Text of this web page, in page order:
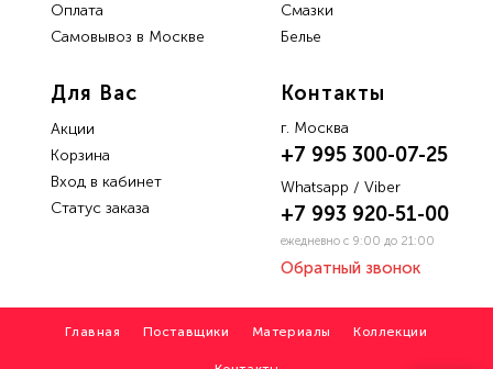
Смазки
Белье
Oплата
Самовывоз в Москве
Для Вас
Акции
Корзина
Вход в кабинет
Статус заказа
Контакты
г. Москва
+7 995 300-07-25
+7 993 920-51-00
Whatsapp / Viber
ежедневно с 9:00 до 21:00
Обратный звонок
Главная Поставщики Материалы Коллекции